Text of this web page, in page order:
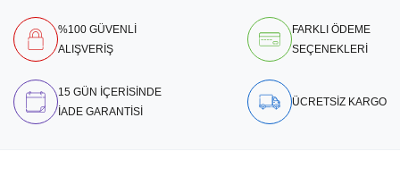
%100 GÜVENLİ
ALIŞVERİŞ
FARKLI ÖDEME
SEÇENEKLERİ
15 GÜN İÇERİSİNDE
İADE GARANTİSİ
ÜCRETSİZ KARGO